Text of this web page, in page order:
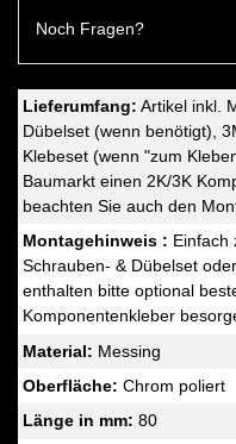
Noch Fragen?
Lieferumfang: Artikel inkl.
Dübelset (wenn benötigt),
Klebeset (wenn "zum
Baumarkt einen 2K/3K
beachten Sie auch den
Montagehinweis : Einfach
Schrauben- & Dübelset
enthalten bitte optional
Komponentenkleber
Material: Messing
Oberfläche: Chrom poliert
Länge in mm: 80